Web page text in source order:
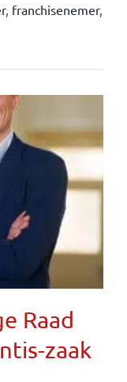
, franchisenemer,
Raad
zaak